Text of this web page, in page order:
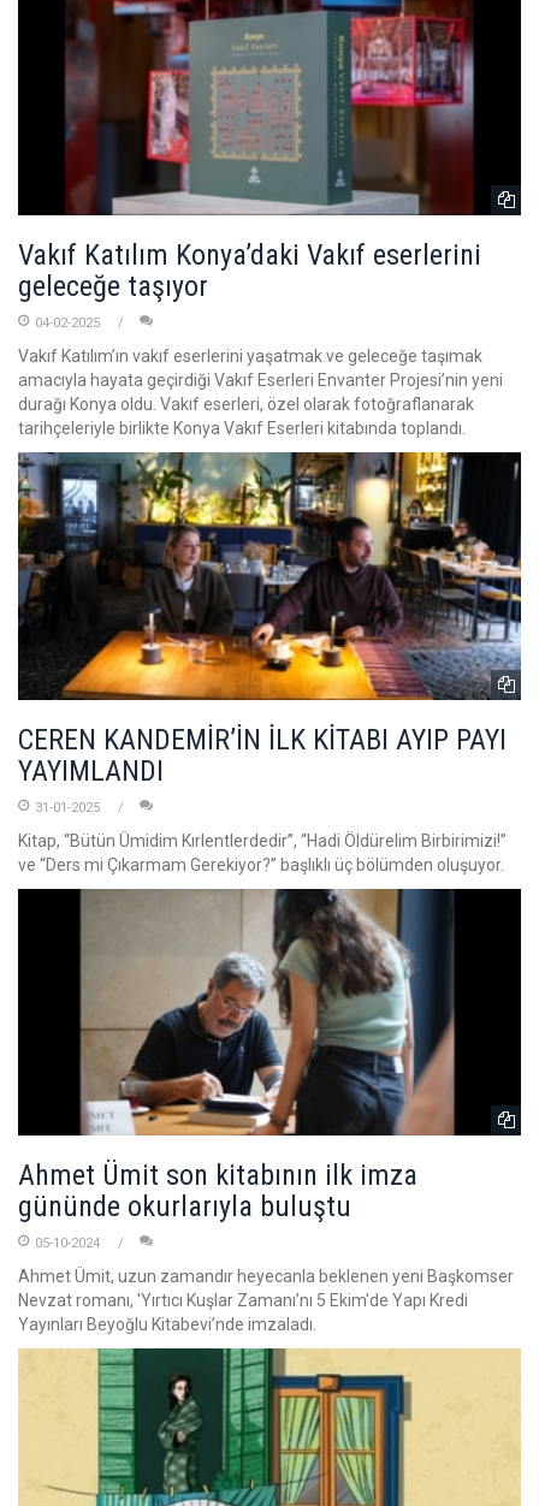
Vakıf Katılım Konya’daki Vakıf eserlerini
geleceğe taşıyor
04-02-2025
Vakıf Katılım’ın vakıf eserlerini yaşatmak ve geleceğe taşımak
amacıyla hayata geçirdiği Vakıf Eserleri Envanter Projesi’nin yeni
durağı Konya oldu. Vakıf eserleri, özel olarak fotoğraflanarak
tarihçeleriyle birlikte Konya Vakıf Eserleri kitabında toplandı.
CEREN KANDEMİR’İN İLK KİTABI AYIP PAYI
YAYIMLANDI
31-01-2025
Kitap, “Bütün Ümidim Kırlentlerdedir”, “Hadi Öldürelim Birbirimizi!”
ve “Ders mi Çıkarmam Gerekiyor?” başlıklı üç bölümden oluşuyor.
Ahmet Ümit son kitabının ilk imza
gününde okurlarıyla buluştu
05-10-2024
Ahmet Ümit, uzun zamandır heyecanla beklenen yeni Başkomser
Nevzat romanı, 'Yırtıcı Kuşlar Zamanı’nı 5 Ekim'de Yapı Kredi
Yayınları Beyoğlu Kitabevi’nde imzaladı.